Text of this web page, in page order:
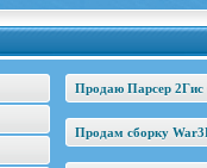
Продаю Парсер 2Гис
Продам сборку